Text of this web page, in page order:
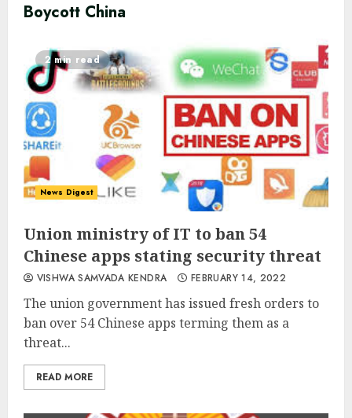
Boycott China
2 min read
News Digest
Union ministry of IT to ban 54
Chinese apps stating security threat
VISHWA SAMVADA KENDRA FEBRUARY 14, 2022
The union government has issued fresh orders to
ban over 54 Chinese apps terming them as a
threat...
READ MORE